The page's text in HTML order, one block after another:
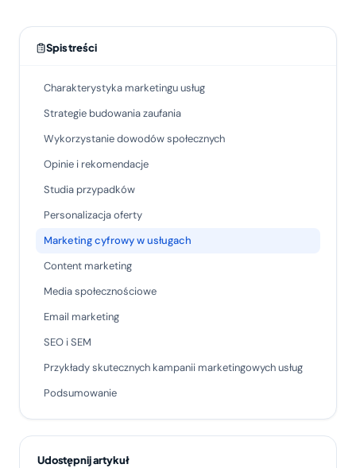
Spis treści
Charakterystyka marketingu usług
Strategie budowania zaufania
Wykorzystanie dowodów społecznych
Opinie i rekomendacje
Studia przypadków
Personalizacja oferty
Marketing cyfrowy w usługach
Content marketing
Media społecznościowe
Email marketing
SEO i SEM
Przykłady skutecznych kampanii marketingowych usług
Podsumowanie
Udostępnij artykuł